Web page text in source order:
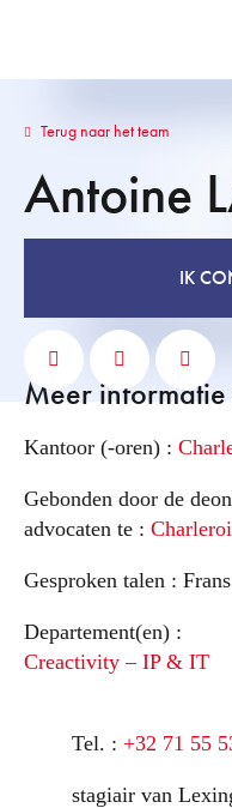
Terug naar het team
Antoine
IK
Meer
Kantoor (-oren) :
Gebonden door de
advocaten te : Charleroi
Gesproken talen :
Departement(en) :
Creactivity – IP & IT
Tel. : +32 71 55
stagiair van